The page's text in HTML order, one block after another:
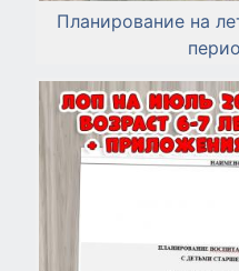
Планирование на